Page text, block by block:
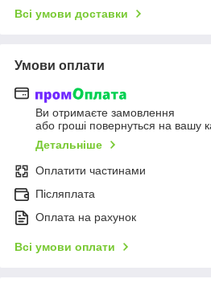
Всі умови доставки
Умови оплати
Ви отримаєте замовлення
або гроші повернуться на вашу
Детальніше
Оплатити частинами
Післяплата
Оплата на рахунок
Всі умови оплати